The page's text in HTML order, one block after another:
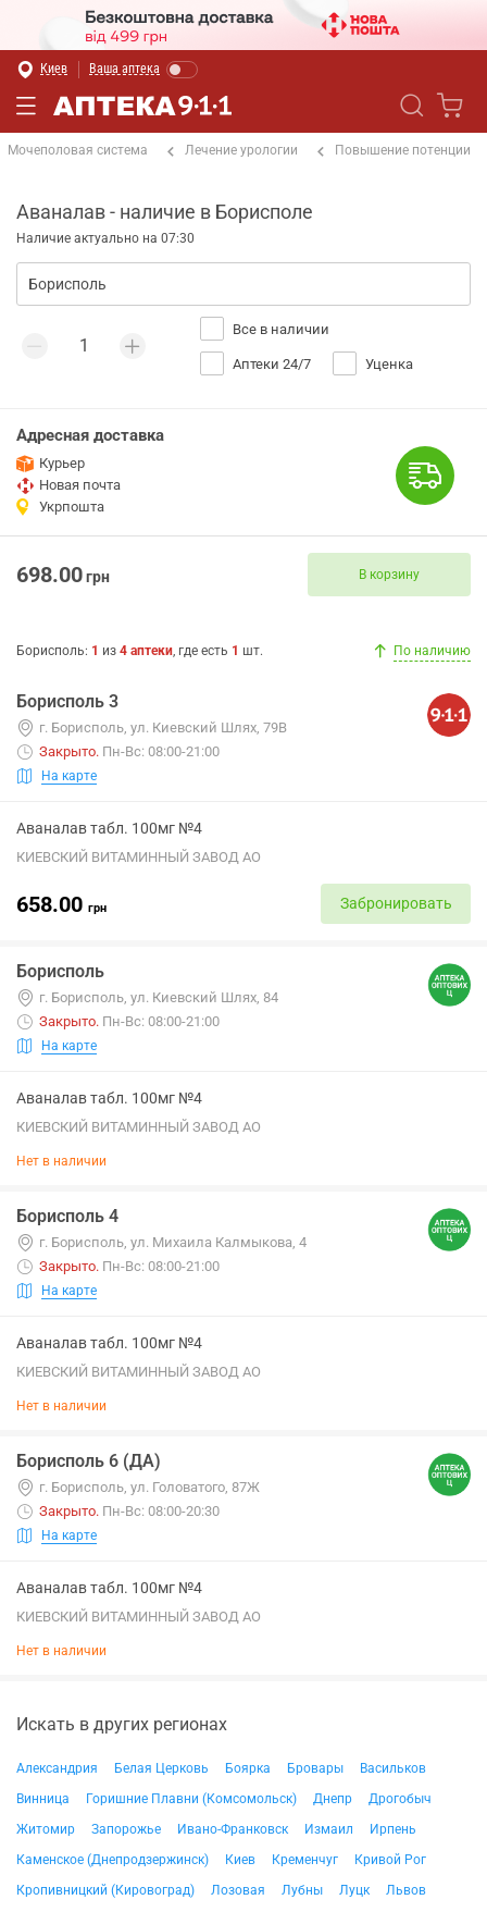
Киев Ваша аптека
Мочеполовая система Лечение урологии Повышение потенции
Аваналав - наличие в Борисполе
Наличие актуально на 07:30
Все в наличии
Аптеки 24/7 Уценка
Адресная доставка
Курьер
Новая почта
Укрпошта
698.00грн В корзину
Борисполь: 1 из 4 аптеки, где есть 1 шт. По наличию
Борисполь 3
г. Борисполь, ул. Киевский Шлях, 79В
Закрыто. Пн-Вс: 08:00-21:00
На карте
Аваналав табл. 100мг №4
КИЕВСКИЙ ВИТАМИННЫЙ ЗАВОД АО
658.00 грн Забронировать
Борисполь
г. Борисполь, ул. Киевский Шлях, 84
Закрыто. Пн-Вс: 08:00-21:00
На карте
Аваналав табл. 100мг №4
КИЕВСКИЙ ВИТАМИННЫЙ ЗАВОД АО
Нет в наличии
Борисполь 4
г. Борисполь, ул. Михаила Калмыкова, 4
Закрыто. Пн-Вс: 08:00-21:00
На карте
Аваналав табл. 100мг №4
КИЕВСКИЙ ВИТАМИННЫЙ ЗАВОД АО
Нет в наличии
Борисполь 6 (ДА)
г. Борисполь, ул. Головатого, 87Ж
Закрыто. Пн-Вс: 08:00-20:30
На карте
Аваналав табл. 100мг №4
КИЕВСКИЙ ВИТАМИННЫЙ ЗАВОД АО
Нет в наличии
Искать в других регионах
Александрия Белая Церковь Боярка Бровары
Васильков
Винница
Горишние Плавни (Комсомольск) Днепр
Дрогобыч
Житомир
Запорожье Ивано-Франковск Измаил
Ирпень
Каменское (Днепродзержинск)
Киев Кременчуг
Кривой Рог
Кропивницкий (Кировоград)
Лозовая Лубны Луцк
Львов